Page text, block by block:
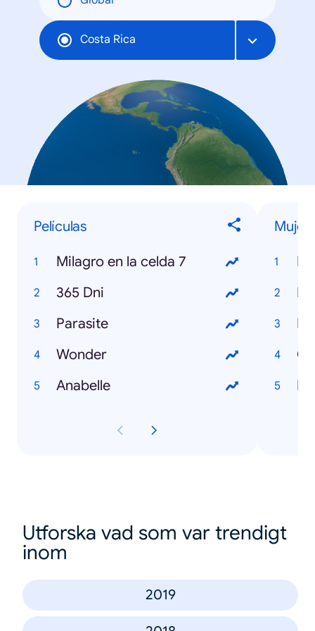
Costa Rica
Películas
Milagro en la celda 7
365 Dni
Parasite
Wonder
Anabelle
Utforska vad som var trendigt
inom
2019